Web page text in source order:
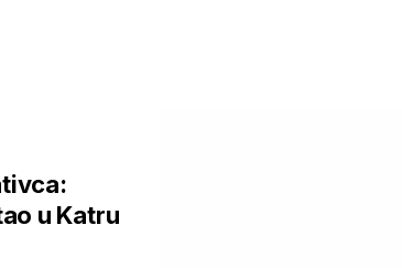
u Katru